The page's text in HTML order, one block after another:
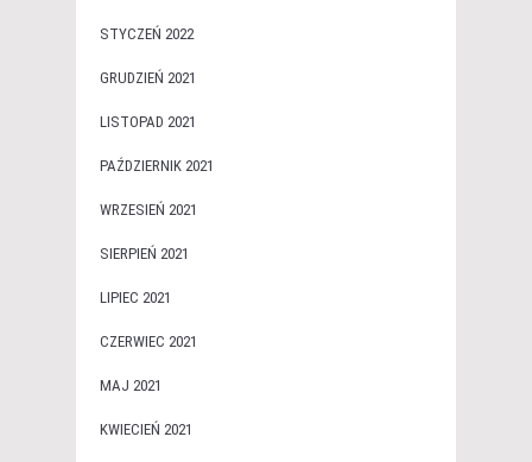
STYCZEŃ 2022
GRUDZIEŃ 2021
LISTOPAD 2021
PAŹDZIERNIK 2021
WRZESIEŃ 2021
SIERPIEŃ 2021
LIPIEC 2021
CZERWIEC 2021
MAJ 2021
KWIECIEŃ 2021